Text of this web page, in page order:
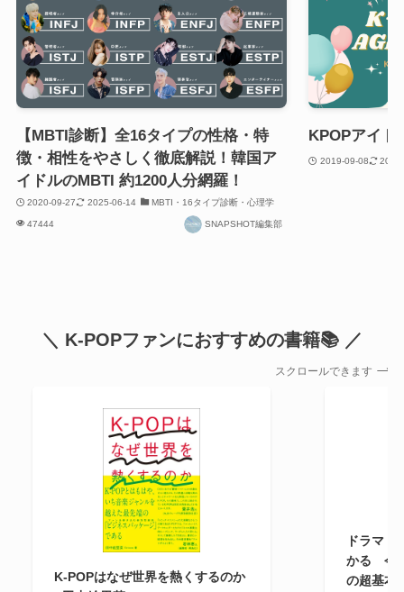
【MBTI診断】全16タイプの性格・特
徴・相性をやさしく徹底解説！韓国ア
イドルのMBTI 約1200人分網羅！
2020-09-27 2025-06-14 MBTI・16タイプ診断・心理学
47444 SNAPSHOT編集部
KPOPアイド
2019-09-08
＼ K-POPファンにおすすめの書籍📚 ／
スクロールできます
K-POPはなぜ世界を熱くするのか
ドラマ・
かる 今
の超基本